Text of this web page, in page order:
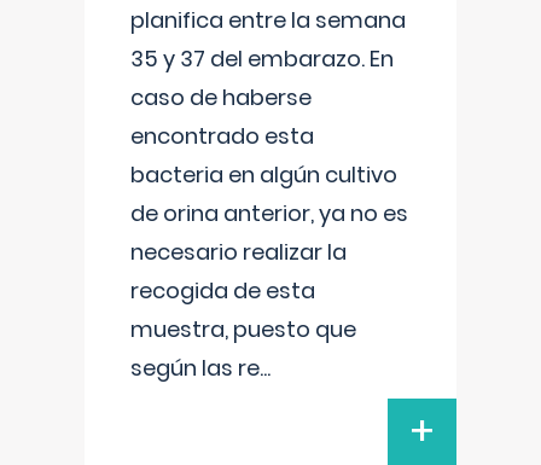
planifica entre la semana
35 y 37 del embarazo. En
caso de haberse
encontrado esta
bacteria en algún cultivo
de orina anterior, ya no es
necesario realizar la
recogida de esta
muestra, puesto que
según las re...
+